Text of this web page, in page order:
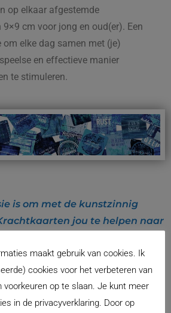
op elkaar afgestemde
cm voor jong en oud(er). Een
elke dag samen met (je)
en effectieve manier
te stimuleren.
is om met de kunstzinnig
jou te helpen naar
daarmee naar meer licht en
leven. Om de kracht en het
vinden om dichter bij jezelf te
stralen: ‘Ik ben ik en daar ben ik
maakt gebruik van cookies. Ik
cookies voor het verbeteren van
voorkeuren op te slaan. Je kunt meer
in de privacyverklaring. Door op